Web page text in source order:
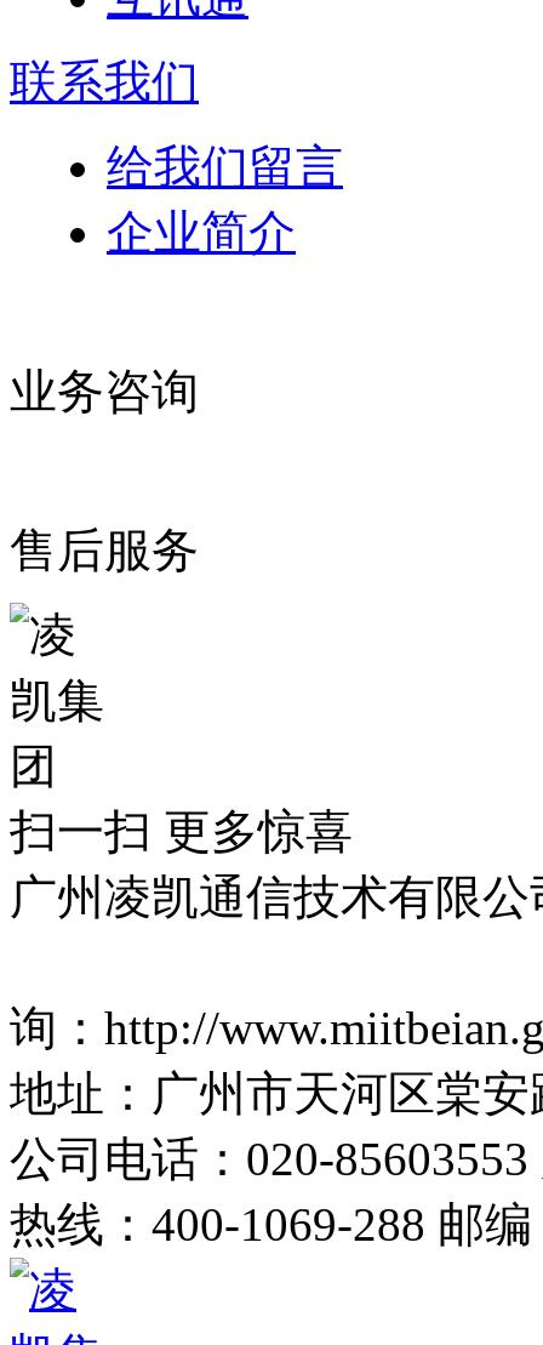
联系我们
给我们留言
企业简介
业务咨询
售后服务
扫一扫 更多惊喜
广州凌凯通信技术有限
询：http://
地址：广州市天河区棠
公司电话：020-
热线：400-1069-288 邮